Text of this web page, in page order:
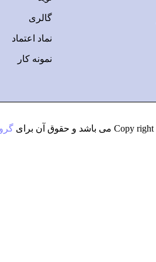
گالری
نماد اعتماد
نمونه کار
و حقوق آن برای